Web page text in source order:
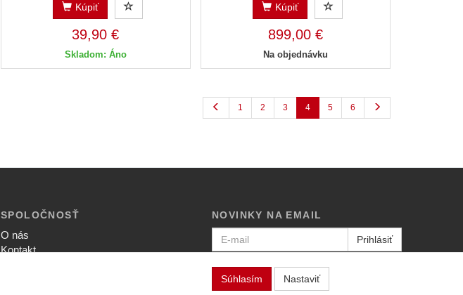
Kúpiť
39,90 €
Skladom: Áno
Kúpiť
899,00 €
Na objednávku
1 2 3 4 5 6
SPOLOČNOSŤ
O nás
Kontakt
NOVINKY NA EMAIL
Prihlásiť
Súhlasím Nastaviť